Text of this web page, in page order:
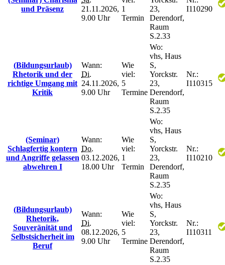
und Präsenz
21.11.2026,
9.00 Uhr
1
Termin
23,
Derendorf,
Raum
S.2.33
I110290
(Bildungsurlaub)
Rhetorik und der
richtige Umgang mit
Kritik
Wann:
Di.
24.11.2026,
9.00 Uhr
Wie
viel:
5
Termine
Wo:
vhs, Haus
S,
Yorckstr.
23,
Derendorf,
Raum
S.2.35
Nr.:
I110315
(Seminar)
Schlagfertig kontern
und Angriffe gelassen
abwehren I
Wann:
Do.
03.12.2026,
18.00 Uhr
Wie
viel:
1
Termin
Wo:
vhs, Haus
S,
Yorckstr.
23,
Derendorf,
Raum
S.2.35
Nr.:
I110210
(Bildungsurlaub)
Rhetorik,
Souveränität und
Selbstsicherheit im
Beruf
Wann:
Di.
08.12.2026,
9.00 Uhr
Wie
viel:
5
Termine
Wo:
vhs, Haus
S,
Yorckstr.
23,
Derendorf,
Raum
S.2.35
Nr.:
I110311